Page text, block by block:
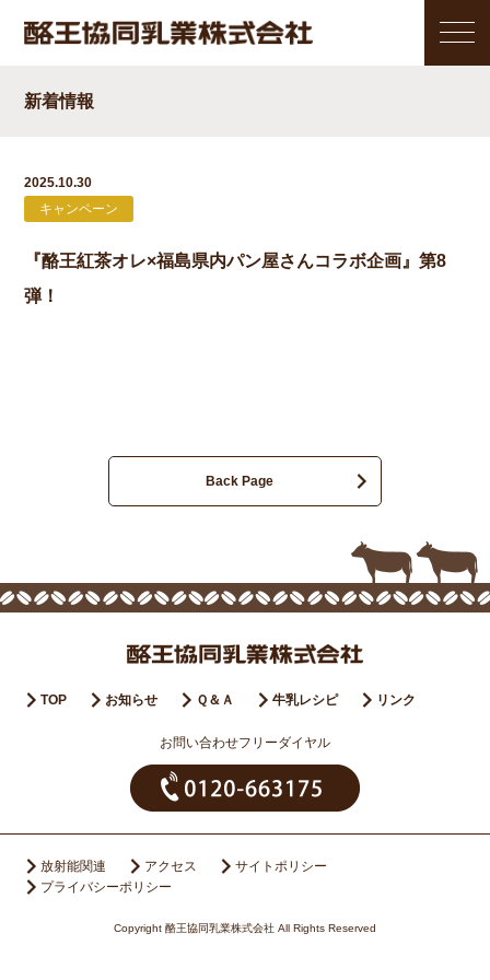
新着情報
2025.10.30
キャンペーン
『酪王紅茶オレ×福島県内パン屋さんコラボ企画』第8
弾！
Back Page
TOP お知らせ Ｑ＆Ａ 牛乳レシピ リンク
お問い合わせフリーダイヤル
放射能関連 アクセス
サイトポリシー
プライバシーポリシー
Copyright 酪王協同乳業株式会社 All Rights Reserved